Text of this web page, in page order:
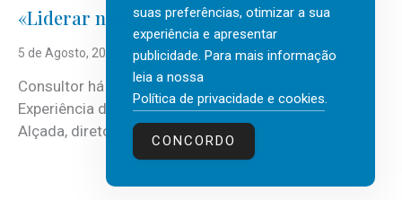
«Liderar não é um talento místico.»
5 de Agosto, 2026
Consultor há mais de três décadas nas áreas de
Experiência do Cliente, Vendas e Liderança, Manuel
Alçada, diretor executivo da...
suas preferências, otimizar a sua
experiência e apresentar
publicidade. Para mais informação
leia a nossa
Política de privacidade e cookies.
CONCORDO